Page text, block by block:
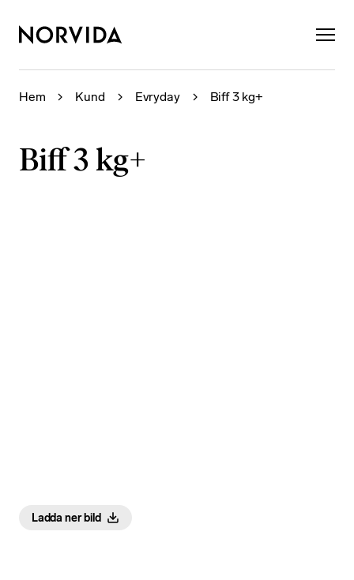
Hem Kund Evryday Biff 3 kg+
Biff 3 kg+
Ladda ner bild